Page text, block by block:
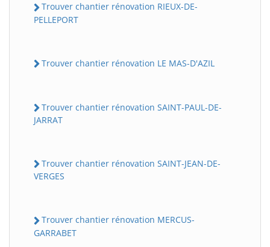
Trouver chantier rénovation RIEUX-DE-
PELLEPORT
Trouver chantier rénovation LE MAS-D'AZIL
Trouver chantier rénovation SAINT-PAUL-DE-
JARRAT
Trouver chantier rénovation SAINT-JEAN-DE-
VERGES
Trouver chantier rénovation MERCUS-
GARRABET